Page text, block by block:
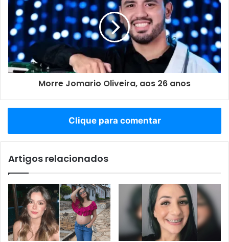
Morre Jomario Oliveira, aos 26 anos
Clique para comentar
Artigos relacionados